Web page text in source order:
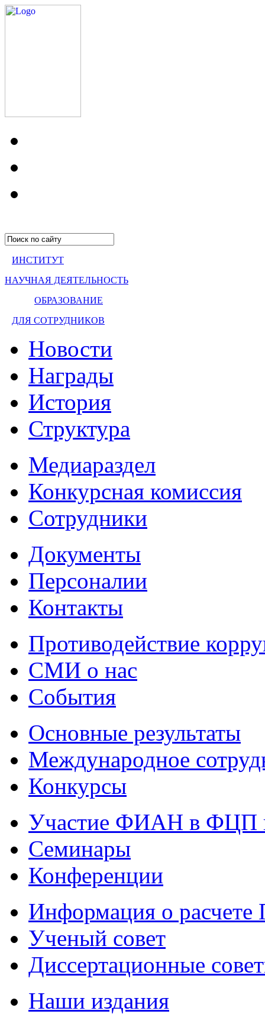
ИНСТИТУТ
НАУЧНАЯ ДЕЯТЕЛЬНОСТЬ
ОБРАЗОВАНИЕ
ДЛЯ СОТРУДНИКОВ
Новости
Награды
История
Структура
Медиараздел
Конкурсная комиссия
Сотрудники
Документы
Персоналии
Контакты
Противодействие
СМИ о нас
События
Основные результаты
Международное
Конкурсы
Участие ФИАН в ФЦП
Семинары
Конференции
Информация о
Ученый совет
Диссертационные
Наши издания